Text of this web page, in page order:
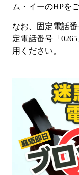
ム・イーのHPを
なお、固定電話番
定電話番号「 0265
用ください。